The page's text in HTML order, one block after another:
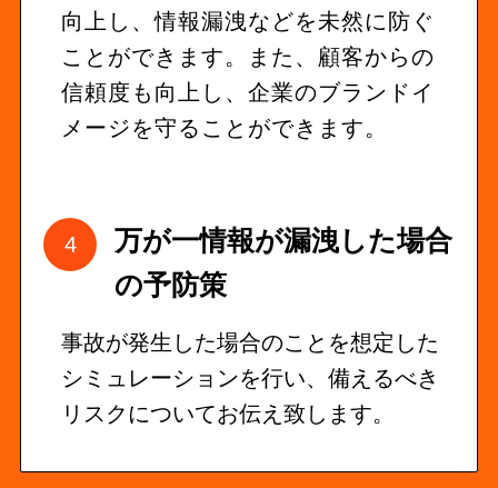
向上し、情報漏洩などを未然に防ぐ
ことができます。また、顧客からの
信頼度も向上し、企業のブランドイ
メージを守ることができます。
万が一情報が漏洩した場合
の予防策
事故が発生した場合のことを想定した
シミュレーションを行い、備えるべき
リスクについてお伝え致します。